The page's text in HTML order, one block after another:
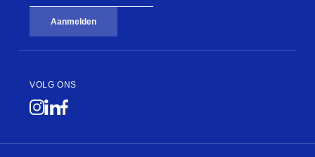
Aanmelden
VOLG ONS